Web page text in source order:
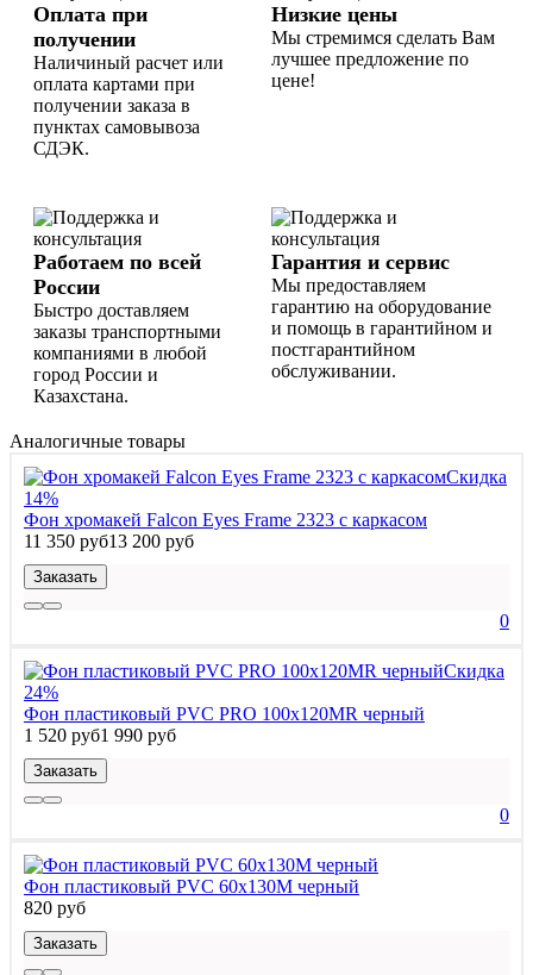
Оплата при
получении
Наличиный расчет или
оплата картами при
получении заказа в
пунктах самовывоза
СДЭК.
Низкие цены
Мы стремимся сделать Вам
лучшее предложение по
цене!
Работаем по всей
России
Быстро доставляем
заказы транспортными
компаниями в любой
город России и
Казахстана.
Гарантия и сервис
Мы предоставляем
гарантию на оборудование
и помощь в гарантийном и
постгарантийном
обслуживании.
Аналогичные товары
Скидка
14%
Фон хромакей Falcon Eyes Frame 2323 с каркасом
11 350 руб13 200 руб
Заказать
0
Скидка
24%
Фон пластиковый PVC PRO 100х120MR черный
1 520 руб1 990 руб
Заказать
0
Фон пластиковый PVC 60х130M черный
820 руб
Заказать